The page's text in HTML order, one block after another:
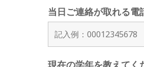
当日ご連絡が取れる電
現在の学年を教えてく